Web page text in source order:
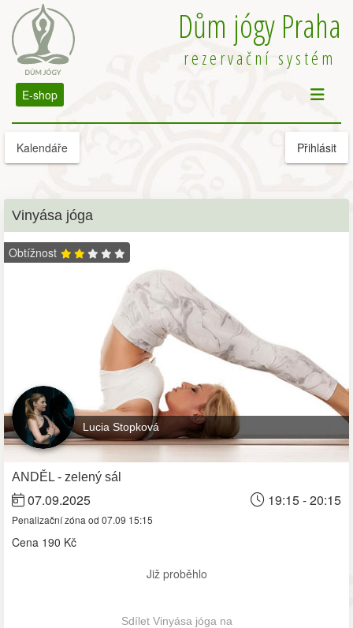
Dům jógy Praha
rezervační systém
E-shop
Kalendáře Přihlásit
Vinyása jóga
Obtížnost
Lucia Stopková
ANDĚL - zelený sál
07.09.2025 19:15 - 20:15
Penalizační zóna od 07.09 15:15
Cena 190 Kč
Již proběhlo
Sdílet Vinyása jóga na